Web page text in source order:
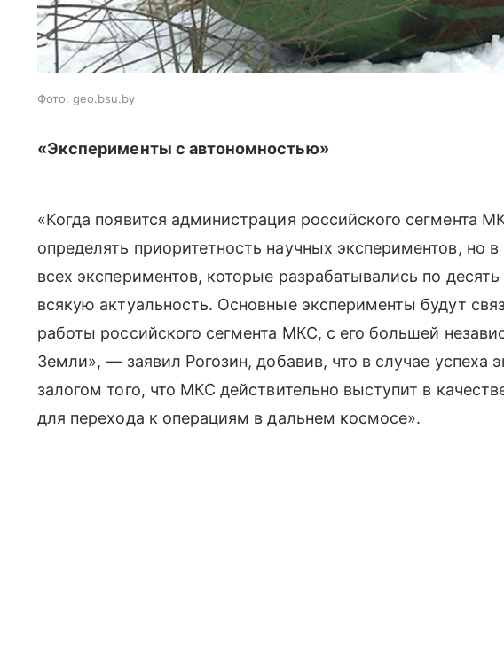
Фото: geo.bsu.by
«Эксперименты с автономностью»
«Когда появится администрация российского сегмента
определять приоритетность научных экспериментов, но
всех экспериментов, которые разрабатывались по
всякую актуальность. Основные эксперименты будут
работы российского сегмента МКС, с его большей
Земли», — заявил Рогозин, добавив, что в случае успеха
залогом того, что МКС действительно выступит в
для перехода к операциям в дальнем космосе».